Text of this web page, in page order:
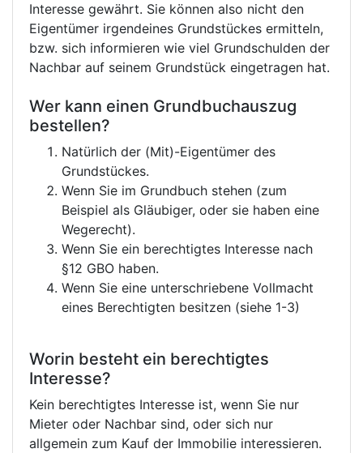
Interesse gewährt. Sie können also nicht den
Eigentümer irgendeines Grundstückes ermitteln,
bzw. sich informieren wie viel Grundschulden der
Nachbar auf seinem Grundstück eingetragen hat.
Wer kann einen Grundbuchauszug
bestellen?
Natürlich der (Mit)-Eigentümer des
Grundstückes.
Wenn Sie im Grundbuch stehen (zum
Beispiel als Gläubiger, oder sie haben eine
Wegerecht).
Wenn Sie ein berechtigtes Interesse nach
§12 GBO haben.
Wenn Sie eine unterschriebene Vollmacht
eines Berechtigten besitzen (siehe 1-3)
Worin besteht ein berechtigtes
Interesse?
Kein berechtigtes Interesse ist, wenn Sie nur
Mieter oder Nachbar sind, oder sich nur
allgemein zum Kauf der Immobilie interessieren.